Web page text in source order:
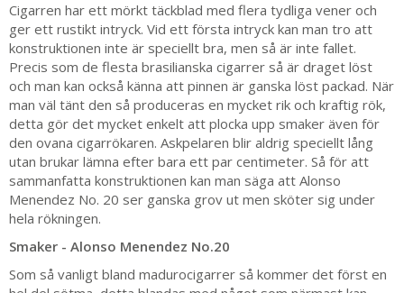
Cigarren har ett mörkt täckblad med flera tydliga vener och
ger ett rustikt intryck. Vid ett första intryck kan man tro att
konstruktionen inte är speciellt bra, men så är inte fallet.
Precis som de flesta brasilianska cigarrer så är draget löst
och man kan också känna att pinnen är ganska löst packad. När
man väl tänt den så produceras en mycket rik och kraftig rök,
detta gör det mycket enkelt att plocka upp smaker även för
den ovana cigarrökaren. Askpelaren blir aldrig speciellt lång
utan brukar lämna efter bara ett par centimeter. Så för att
sammanfatta konstruktionen kan man säga att Alonso
Menendez No. 20 ser ganska grov ut men sköter sig under
hela rökningen.
Smaker - Alonso Menendez No.20
Som så vanligt bland madurocigarrer så kommer det först en